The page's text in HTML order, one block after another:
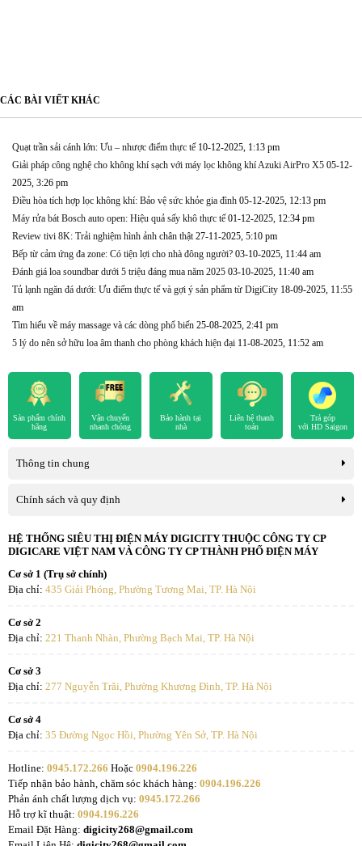
CÁC BÀI VIẾT KHÁC
Quạt trần sải cánh lớn: Ưu – nhược điểm thực tế 10-12-2025, 1:13 pm
Giải pháp công nghệ cho không khí sạch với máy lọc không khí Azuki AirPro X5 05-12-
2025, 3:26 pm
Điều hòa tích hợp lọc không khí: Bảo vệ sức khỏe gia đình 05-12-2025, 12:13 pm
Máy rửa bát Bosch auto open: Hiệu quả sấy khô thực tế 01-12-2025, 12:34 pm
Review tivi 8K: Trải nghiệm hình ảnh chân thật 27-11-2025, 5:10 pm
Bếp từ cảm ứng đa zone: Có tiện lợi cho nhà đông người? 03-10-2025, 11:44 am
Đánh giá loa soundbar dưới 5 triệu đáng mua năm 2025 03-10-2025, 11:40 am
Tủ lạnh ngăn đá dưới: Ưu điểm thực tế và gợi ý sản phẩm từ DigiCity 18-09-2025, 11:55
am
Tìm hiểu về máy massage và các dòng phổ biến 25-08-2025, 2:41 pm
5 lý do nên sở hữu loa âm thanh cho phòng khách hiện đại 11-08-2025, 11:52 am
Sản phẩm chính
hãng
Vận chuyển
nhanh chóng
Bảo hành tại
nhà
Liên hệ thanh
toán
Trả góp
với HD Saigon
Thông tin chung
Chính sách và quy định
HỆ THỐNG SIÊU THỊ ĐIỆN MÁY DIGICITY THUỘC CÔNG TY CP
DIGICARE VIỆT NAM VÀ CÔNG TY CP THÀNH PHỐ ĐIỆN MÁY
Cơ sở 1 (Trụ sở chính)
Địa chỉ: 435 Giải Phóng, Phường Tương Mai, TP. Hà Nội
Cơ sở 2
Địa chỉ: 221 Thanh Nhàn, Phường Bạch Mai, TP. Hà Nội
Cơ sở 3
Địa chỉ: 277 Nguyễn Trãi, Phường Khương Đình, TP. Hà Nội
Cơ sở 4
Địa chỉ: 35 Đường Ngọc Hồi, Phường Yên Sở, TP. Hà Nội
Hotline: 0945.172.266 Hoặc 0904.196.226
Tiếp nhận bảo hành, chăm sóc khách hàng: 0904.196.226
Phản ánh chất lượng dịch vụ: 0945.172.266
Hỗ trợ kĩ thuật: 0904.196.226
Email Đặt Hàng: digicity268@gmail.com